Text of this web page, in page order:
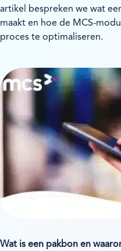
artikel bespreken we wat
maakt en hoe de MCS-
proces te optimaliseren.
Wat is een pakbon en